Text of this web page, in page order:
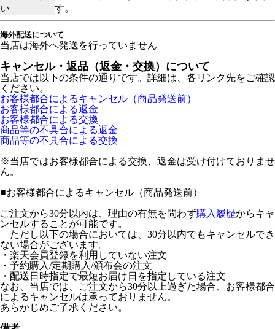
い
す。
海外配送について
当店は海外へ発送を行っていません
キャンセル・返品（返金・交換）について
当店では以下の条件の通りです。詳細は、各リンク先をご確認
ください。
お客様都合によるキャンセル（商品発送前）
お客様都合による返金
お客様都合による交換
商品等の不具合による返金
商品等の不具合による交換
※当店ではお客様都合による交換、返金は受け付けておりませ
ん。
■お客様都合によるキャンセル（商品発送前）
ご注文から30分以内は、理由の有無を問わず購入履歴からキャ
ンセルすることが可能です。
ただし以下の場合においては、30分以内でもキャンセルでき
ない場合がございます。
・楽天会員登録を利用していない注文
・予約購入/定期購入/頒布会の注文
・配送日時指定で最短お届け日を指定している注文
なお、当店では、ご注文から30分以上過ぎた場合、お客様都合
によるキャンセルは承っておりません。
あらかじめご了承ください。